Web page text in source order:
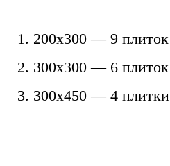
200х300 — 9 плиток
300х300 — 6 плиток
300х450 — 4 плитки